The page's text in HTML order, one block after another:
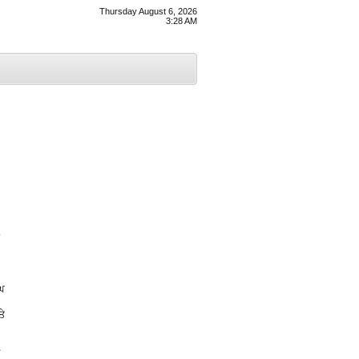
Thursday August 6, 2026
3:28 AM